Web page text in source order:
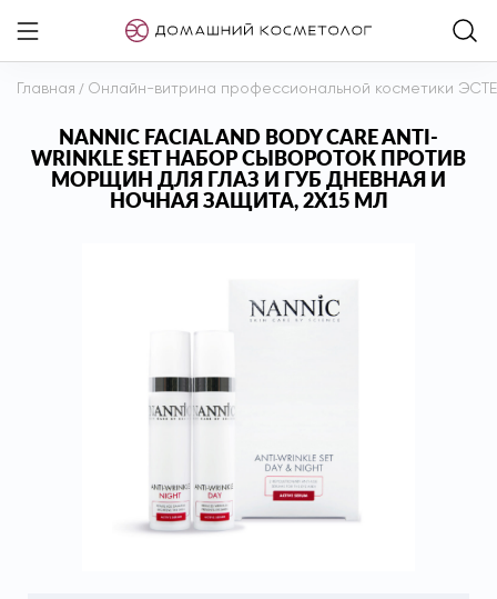
Главная / Онлайн-витрина профессиональной косметики
NANNIC FACIAL AND BODY CARE ANTI-
WRINKLE SET НАБОР СЫВОРОТОК ПРОТИВ
МОРЩИН ДЛЯ ГЛАЗ И ГУБ ДНЕВНАЯ И
НОЧНАЯ ЗАЩИТА, 2Х15 МЛ